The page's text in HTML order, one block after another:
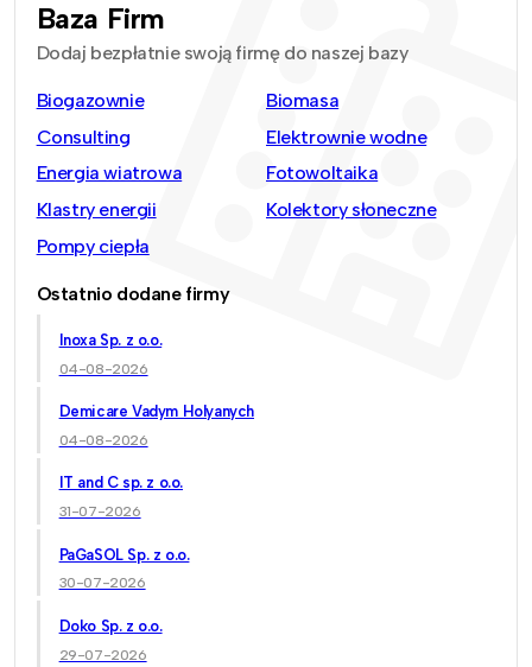
Baza Firm
Dodaj bezpłatnie swoją firmę do naszej bazy
Biogazownie
Biomasa
Consulting
Elektrownie wodne
Energia wiatrowa
Fotowoltaika
Klastry energii
Kolektory słoneczne
Pompy ciepła
Ostatnio dodane firmy
Inoxa Sp. z o.o.
04-08-2026
Demicare Vadym Holyanych
04-08-2026
IT and C sp. z o.o.
31-07-2026
PaGaSOL Sp. z o.o.
30-07-2026
Doko Sp. z o.o.
29-07-2026